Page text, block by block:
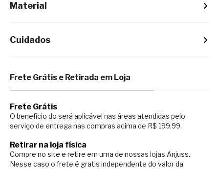
Material
Cuidados
Frete Grátis e Retirada em Loja
Frete Grátis
O benefício do será aplicável nas áreas atendidas pelo
serviço de entrega nas compras acima de R$ 199,99.
Retirar na loja física
Compre no site e retire em uma de nossas lojas Anjuss.
Nesse caso o frete é gratis independente do valor da